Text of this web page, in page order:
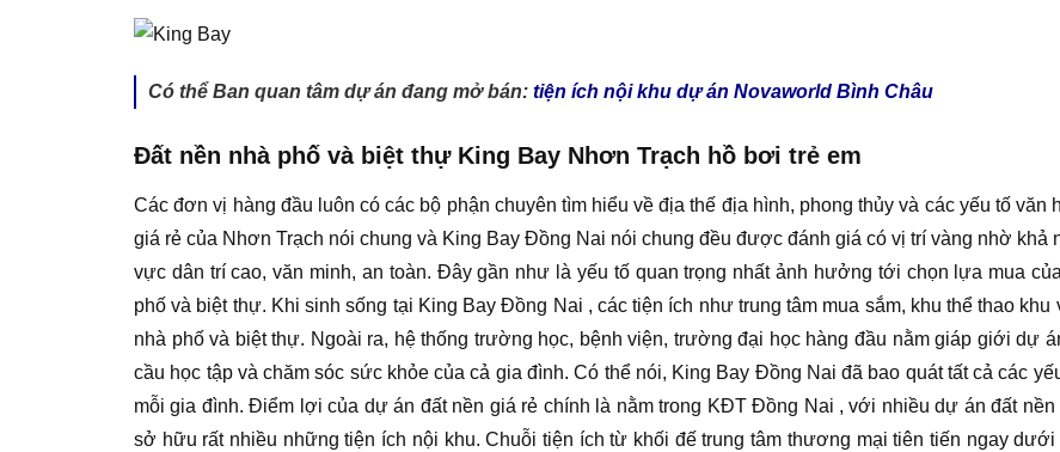
Có thể Ban quan tâm dự án đang mở bán: tiện ích nội khu dự án Novaworld Bình Châu
Đất nền nhà phố và biệt thự King Bay Nhơn Trạch hồ bơi trẻ em
Các đơn vị hàng đầu luôn có các bộ phận chuyên tìm hiểu về địa thế địa hình, phong thủy và các yếu tố
giá rẻ của Nhơn Trạch nói chung và King Bay Đồng Nai nói chung đều được đánh giá có vị trí vàng nhờ khả
vực dân trí cao, văn minh, an toàn. Đây gần như là yếu tố quan trọng nhất ảnh hưởng tới chọn lựa mua
phố và biệt thự. Khi sinh sống tại King Bay Đồng Nai , các tiện ích như trung tâm mua sắm, khu thể thao
nhà phố và biệt thự. Ngoài ra, hệ thống trường học, bệnh viện, trường đại học hàng đầu nằm giáp giới dự
cầu học tập và chăm sóc sức khỏe của cả gia đình. Có thể nói, King Bay Đồng Nai đã bao quát tất cả các
mỗi gia đình. Điểm lợi của dự án đất nền giá rẻ chính là nằm trong KĐT Đồng Nai , với nhiều dự án đất
sở hữu rất nhiều những tiện ích nội khu. Chuỗi tiện ích từ khối đế trung tâm thương mại tiên tiến ngay